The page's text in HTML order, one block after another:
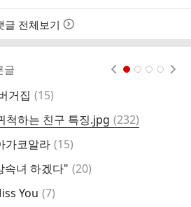
글 전체보기
글
거집 댓
(15)
척하는 친구 특징.jpg 댓
글
(232)
가코알라 댓
(15)
속녀 하겠다" 댓
(20)
You 댓
(7)